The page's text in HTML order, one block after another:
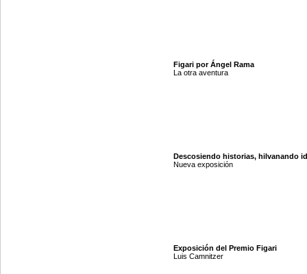
Figari por Ángel Rama
La otra aventura
Descosiendo historias, hilvanando
Nueva exposición
Exposición del Premio Figari
Luis Camnitzer